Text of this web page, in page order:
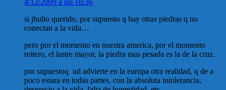
4/12/2009 a las 16:36
si jhulio querido, por supuesto q hay otras piedras q no
conectan a la vida…
pero por el momento en nuestra america, por el momento
reitero, el lastre mayor, la piedra mas pesada es la de la cruz.
por supuestoq ud advierte en la europa otra realidad, q de a
poco estara en todas partes, con la absoluta intolerancia,